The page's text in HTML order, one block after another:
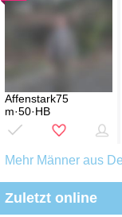
Affenstark75
m·50·HB
Mehr Männer aus
Zuletzt online